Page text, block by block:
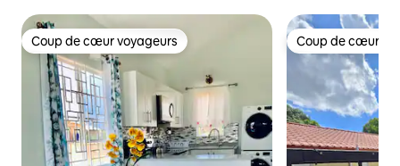
Coup de cœur voyageurs
Coup de cœur voyageurs Coup de cœur
Coup de cœur